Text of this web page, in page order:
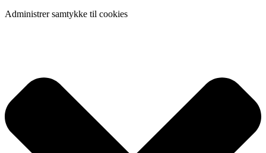
Administrer samtykke til cookies